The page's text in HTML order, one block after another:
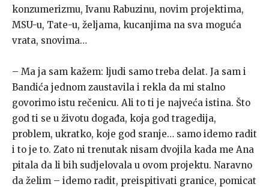
konzumerizmu, Ivanu Rabuzinu, novim projektima,
MSU-u, Tate-u, željama, kucanjima na sva moguća
vrata, snovima…
– Ma ja sam kažem: ljudi samo treba delat. Ja sam i
Bandića jednom zaustavila i rekla da mi stalno
govorimo istu rečenicu. Ali to ti je najveća istina. Što
god ti se u životu događa, koja god tragedija,
problem, ukratko, koje god sranje… samo idemo radit
i to je to. Zato ni trenutak nisam dvojila kada me Ana
pitala da li bih sudjelovala u ovom projektu. Naravno
da želim – idemo radit, preispitivati granice, pomicat